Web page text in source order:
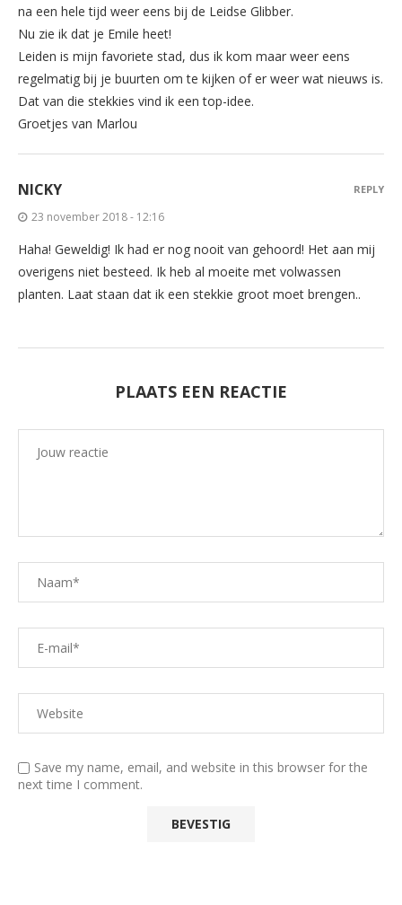
na een hele tijd weer eens bij de Leidse Glibber.
Nu zie ik dat je Emile heet!
Leiden is mijn favoriete stad, dus ik kom maar weer eens
regelmatig bij je buurten om te kijken of er weer wat nieuws is.
Dat van die stekkies vind ik een top-idee.
Groetjes van Marlou
NICKY
23 november 2018 - 12:16
Haha! Geweldig! Ik had er nog nooit van gehoord! Het aan mij
overigens niet besteed. Ik heb al moeite met volwassen
planten. Laat staan dat ik een stekkie groot moet brengen..
REPLY
PLAATS EEN REACTIE
Save my name, email, and website in this browser for the
next time I comment.